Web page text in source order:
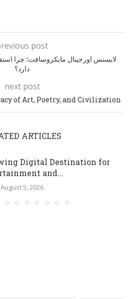
post
لایسنس اورجینال مایکروسافت؛ چرا
دارد؟
next post
of Art, Poetry, and Civilization
ARTICLES
Digital Destination for
and...
August 5, 2026